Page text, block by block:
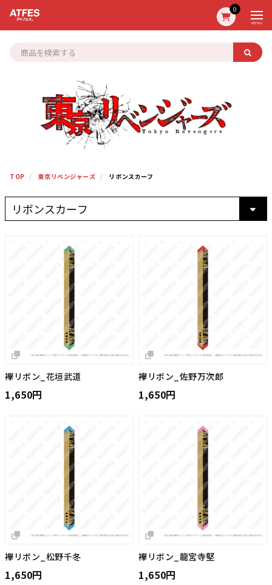
0
MENU
TOP 東京リベンジャーズ リボンスカーフ
襷リボン_花垣武道
1,650円
襷リボン_佐野万次郎
1,650円
襷リボン_松野千冬
1,650円
襷リボン_龍宮寺堅
1,650円